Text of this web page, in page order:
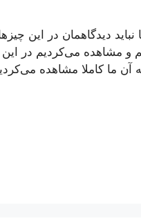
دیدگاهمان در این چیزها
و مشاهده می‌كردیم در این
آن ما كاملا مشاهده